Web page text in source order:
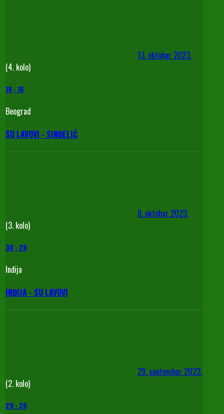
13. oktobar 2023.
(4. kolo)
18 - 16
Beograd
SU LAVOVI - SINĐELIĆ
8. oktobar 2023.
(3. kolo)
30 - 28
Inđija
INĐIJA - SU LAVOVI
29. septembar 2023.
(2. kolo)
29 - 26